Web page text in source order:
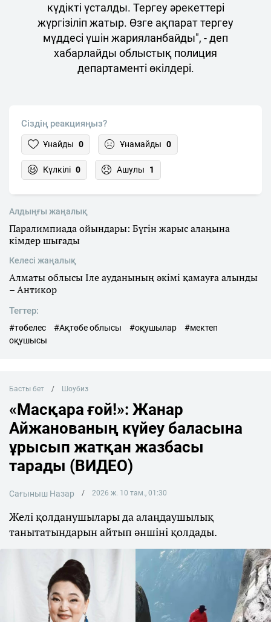
күдікті үсталды. Тергеу әрекеттері
жүргізіліп жатыр. Өзге ақпарат тергеу
мүддесі үшін жарияланбайды", - деп
хабарлайды облыстық полиция
департаменті өкілдері.
Сіздің реакцияңыз?
Ұнайды 0 Ұнамайды 0
Күлкілі 0 Ашулы 1
Алдыңғы жаңалық
Паралимпиада ойындары: Бүгін жарыс алаңына
кімдер шығады
Келесі жаңалық
Алматы облысы Іле ауданының әкімі қамауға алынды
– Антикор
Тегтер:
#төбелес #Ақтөбе облысы #оқушылар
#мектеп
оқушысы
Басты бет Шоубиз
«Масқара ғой!»: Жанар
Айжанованың күйеу баласына
ұрысып жатқан жазбасы
тарады (ВИДЕО)
Сағыныш Назар 2026 ж. 10 там., 01:30
Желі қолданушылары да алаңдаушылық
танытатындарын айтып әншіні қолдады.